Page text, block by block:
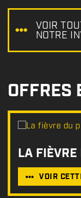
VOIR
NOTRE
OFFRES
LA
VOIR